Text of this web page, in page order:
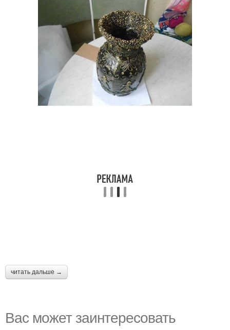
читать дальше →
Вас может заинтересовать